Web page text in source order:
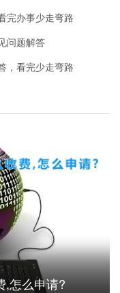
完办事少走弯路
问题解答
，看完少走弯路
,怎么申请?